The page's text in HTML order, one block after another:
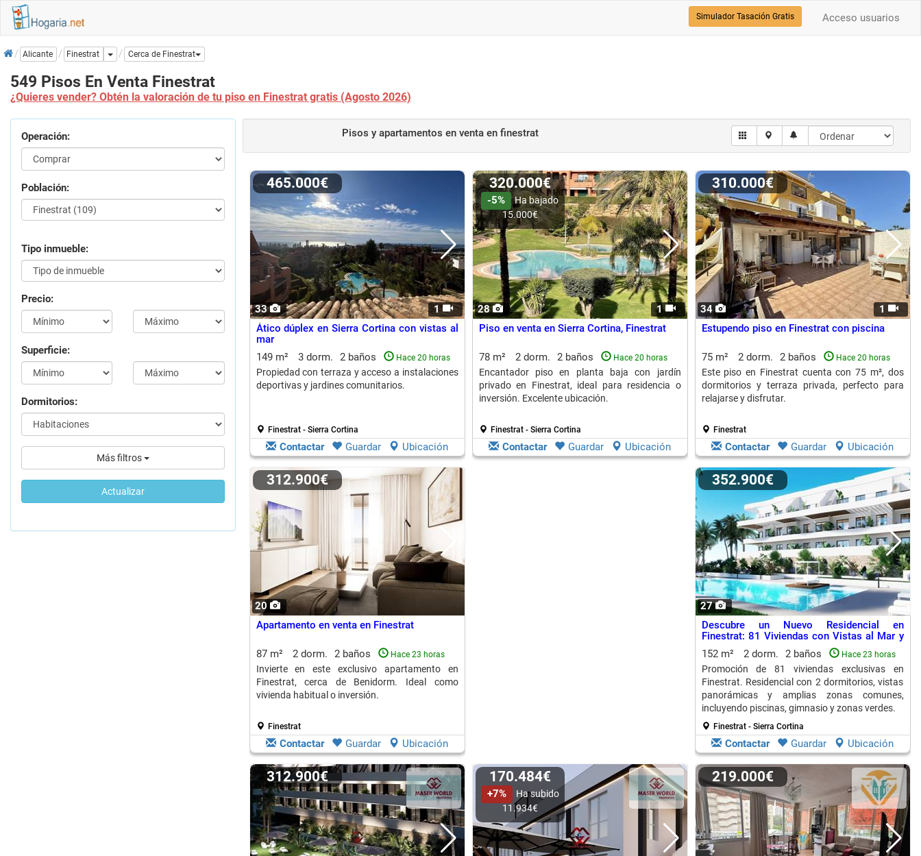
Acceso usuarios
Simulador Tasación Gratis
InicioAlicante Finestrat Dropdown
Cerca de Finestrat
549 Pisos En Venta Finestrat
¿Quieres vender? Obtén la valoración de tu piso en Finestrat gratis (Agosto 2026)
Operación:
Población:
Tipo inmueble:
Precio:
Superficie:
Dormitorios:
Más filtros
Actualizar
Pisos y apartamentos en ventaen finestrat
33 1
465.000€
Ático dúplex en Sierra Cortina con vistas al
mar
149 m²
3 dorm. 2 baños Hace 20 horas
Propiedad con terraza y acceso a instalaciones
deportivas y jardines comunitarios.
Finestrat - Sierra Cortina
Contactar Guardar Ubicación
28 1
320.000€
-5%
Ha bajado
15.000€
Piso en venta en Sierra Cortina, Finestrat
78 m² 2 dorm. 2 baños Hace 20 horas
Encantador piso en planta baja con jardín
privado en Finestrat, ideal para residencia o
inversión. Excelente ubicación.
Finestrat - Sierra Cortina
Contactar Guardar Ubicación
34 1
310.000€
Estupendo piso en Finestrat con piscina
75 m² 2 dorm. 2 baños Hace 20 horas
Este piso en Finestrat cuenta con 75 m², dos
dormitorios y terraza privada, perfecto para
relajarse y disfrutar.
Finestrat
Contactar Guardar Ubicación
20
312.900€
Apartamento en venta en Finestrat
87 m² 2 dorm. 2 baños Hace 23 horas
Invierte en este exclusivo apartamento en
Finestrat, cerca de Benidorm. Ideal como
vivienda habitual o inversión.
Finestrat
Contactar Guardar Ubicación
27
352.900€
Descubre un Nuevo Residencial en
Finestrat: 81 Viviendas con Vistas al Mar y
Amplias Zonas Comunes
152 m² 2 dorm. 2 baños Hace 23 horas
Promoción de 81 viviendas exclusivas en
Finestrat. Residencial con 2 dormitorios, vistas
panorámicas y amplias zonas comunes,
incluyendo piscinas, gimnasio y zonas verdes.
Finestrat - Sierra Cortina
Contactar Guardar Ubicación
312.900€ 170.484€
+7%
Ha subido
11.934€
219.000€